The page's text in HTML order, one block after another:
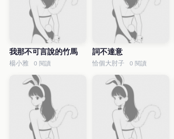
我那不可言說的竹馬
楊小雅 0 閱讀
詞不達意
恰個大肘子 0 閱讀